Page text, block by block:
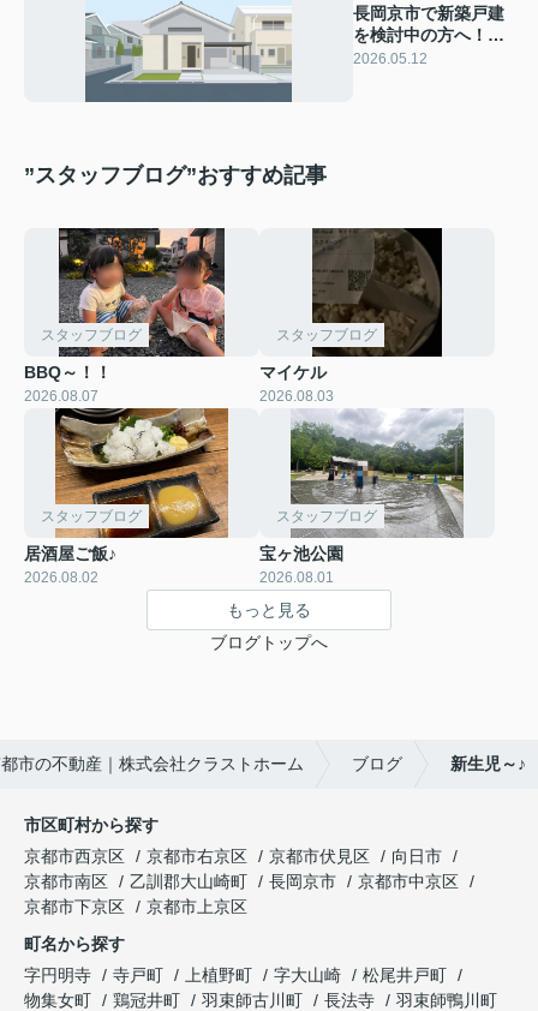
長岡京市で新築戸建
を検討中の方へ！補
助金や助成金制度を
2026.05.12
”スタッフブログ”おすすめ記事
スタッフブログ
BBQ～！！
2026.08.07
スタッフブログ
マイケル
2026.08.03
スタッフブログ
居酒屋ご飯♪
2026.08.02
スタッフブログ
宝ヶ池公園
2026.08.01
もっと見る
ブログトップへ
市の不動産｜株式会社クラストホーム ブログ 新生児～♪
市区町村から探す
京都市西京区
京都市右京区 京都市伏見区
向日市
京都市南区
乙訓郡大山崎町 長岡京市
京都市中京区
京都市下京区
京都市上京区
町名から探す
字円明寺
寺戸町 上植野町 字大山崎
松尾井戸町
物集女町
鶏冠井町 羽束師古川町 長法寺
羽束師鴨川町